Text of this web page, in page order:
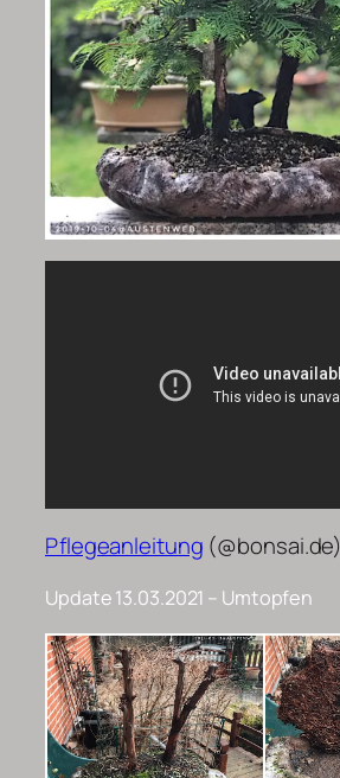
Pflegeanleitung (@bonsai.de)
Update 13.03.2021 – Umtopfen